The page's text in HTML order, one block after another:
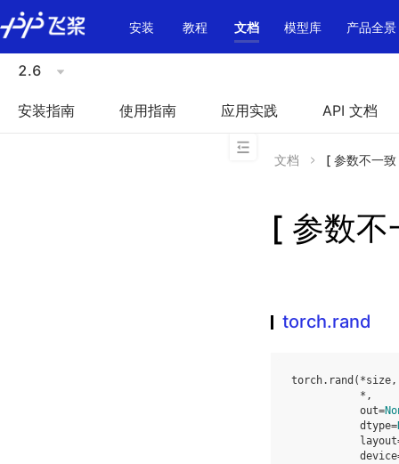
\u200E
安装
教程 文档 模型库 产品全景
2.6
安装指南 使用指南 应用实践 API 文档
文档 [ 参数不一
[ 参数
torch.rand
torch. rand ( *size,
* ,
out=
dtype=
layout
device